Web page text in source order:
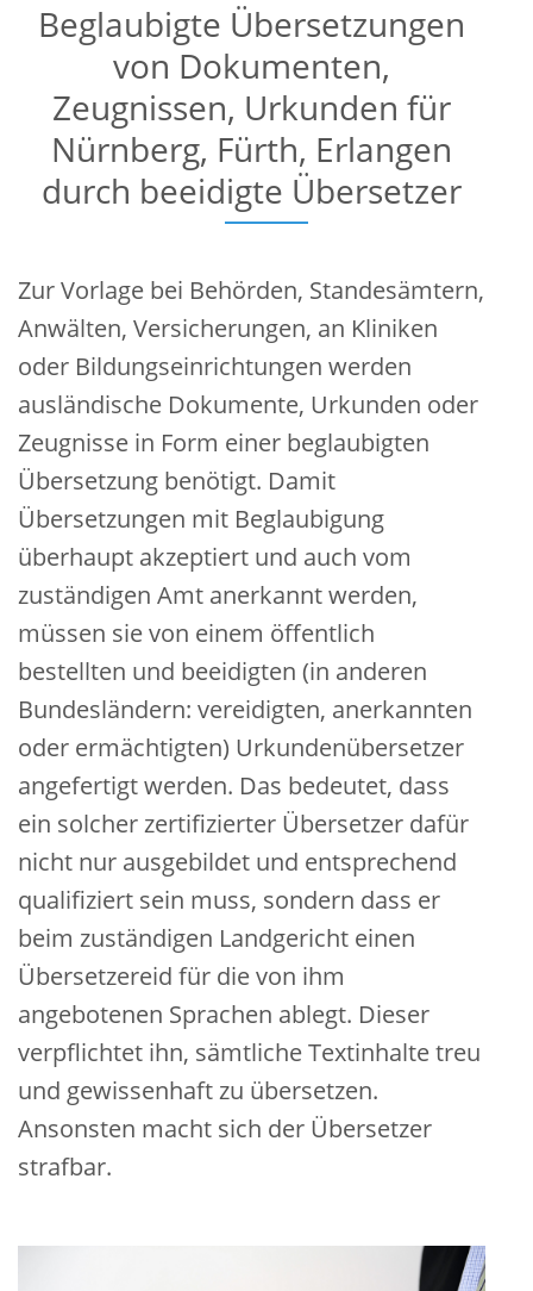
Beglaubigte Übersetzungen
von Dokumenten,
Zeugnissen, Urkunden für
Nürnberg, Fürth, Erlangen
durch beeidigte Übersetzer
Zur Vorlage bei Behörden, Standesämtern,
Anwälten, Versicherungen, an Kliniken
oder Bildungseinrichtungen werden
ausländische Dokumente, Urkunden oder
Zeugnisse in Form einer beglaubigten
Übersetzung benötigt. Damit
Übersetzungen mit Beglaubigung
überhaupt akzeptiert und auch vom
zuständigen Amt anerkannt werden,
müssen sie von einem öffentlich
bestellten und beeidigten (in anderen
Bundesländern: vereidigten, anerkannten
oder ermächtigten) Urkundenübersetzer
angefertigt werden. Das bedeutet, dass
ein solcher zertifizierter Übersetzer dafür
nicht nur ausgebildet und entsprechend
qualifiziert sein muss, sondern dass er
beim zuständigen Landgericht einen
Übersetzereid für die von ihm
angebotenen Sprachen ablegt. Dieser
verpflichtet ihn, sämtliche Textinhalte treu
und gewissenhaft zu übersetzen.
Ansonsten macht sich der Übersetzer
strafbar.